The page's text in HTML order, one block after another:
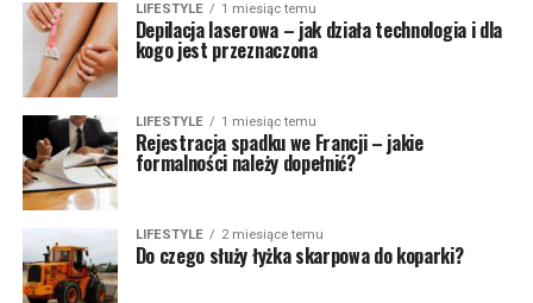
LIFESTYLE 1 miesiąc temu
Depilacja laserowa – jak działa technologia i dla
kogo jest przeznaczona
LIFESTYLE 1 miesiąc temu
Rejestracja spadku we Francji – jakie
formalności należy dopełnić?
LIFESTYLE 2 miesiące temu
Do czego służy łyżka skarpowa do koparki?